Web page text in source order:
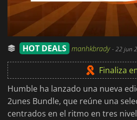
HOT DEALS manhkbrady-22 jun
Finaliza
Humble ha lanzado una nueva
2unes Bundle, que reúne una
centrados en el ritmo en tres